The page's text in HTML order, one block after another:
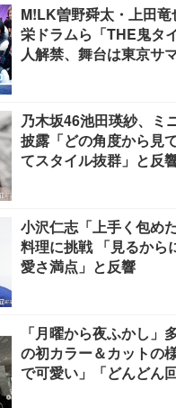
M!LK曽野舜太・上田
栄ドラムら「THE鬼タ
人解禁、舞台は東京サ
乃木坂46池田瑛紗、ミ
披露「どの角度から見
てスタイル抜群」と反
小沢仁志「上手く包め
料理に挑戦 「見るから
愛さ満点」と反響
「月曜から夜ふかし」
の初カラー＆カットの
で可愛い」「どんどん